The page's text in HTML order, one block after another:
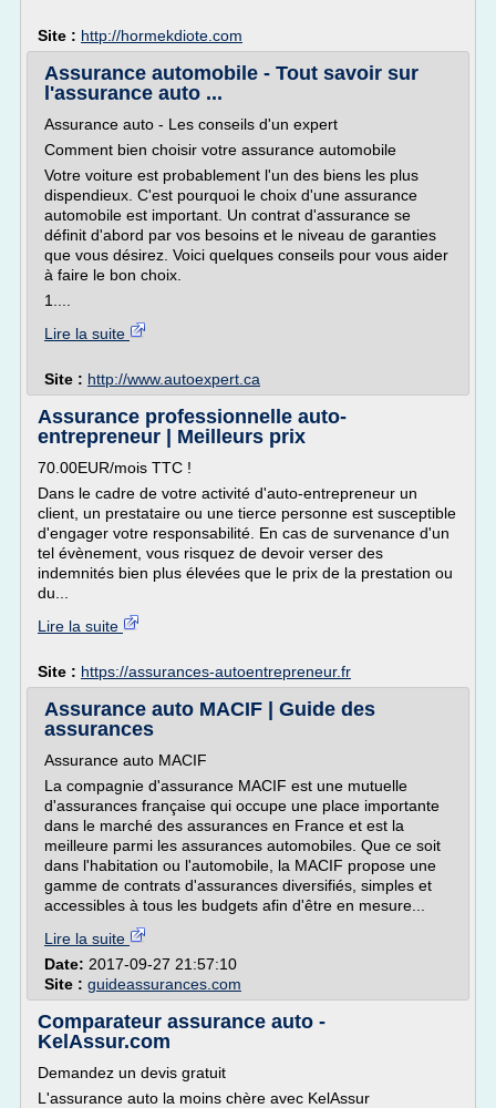
Site : http://hormekdiote.com
Assurance automobile - Tout savoir sur
l'assurance auto ...
Assurance auto - Les conseils d'un expert
Comment bien choisir votre assurance automobile
Votre voiture est probablement l'un des biens les plus
dispendieux. C'est pourquoi le choix d'une assurance
automobile est important. Un contrat d'assurance se
définit d'abord par vos besoins et le niveau de garanties
que vous désirez. Voici quelques conseils pour vous aider
à faire le bon choix.
1....
Lire la suite
Site : http://www.autoexpert.ca
Assurance professionnelle auto-
entrepreneur | Meilleurs prix
70.00EUR/mois TTC !
Dans le cadre de votre activité d'auto-entrepreneur un
client, un prestataire ou une tierce personne est susceptible
d'engager votre responsabilité. En cas de survenance d'un
tel évènement, vous risquez de devoir verser des
indemnités bien plus élevées que le prix de la prestation ou
du...
Lire la suite
Site : https://assurances-autoentrepreneur.fr
Assurance auto MACIF | Guide des
assurances
Assurance auto MACIF
La compagnie d'assurance MACIF est une mutuelle
d'assurances française qui occupe une place importante
dans le marché des assurances en France et est la
meilleure parmi les assurances automobiles. Que ce soit
dans l'habitation ou l'automobile, la MACIF propose une
gamme de contrats d'assurances diversifiés, simples et
accessibles à tous les budgets afin d'être en mesure...
Lire la suite
Date: 2017-09-27 21:57:10
Site : guideassurances.com
Comparateur assurance auto -
KelAssur.com
Demandez un devis gratuit
L'assurance auto la moins chère avec KelAssur